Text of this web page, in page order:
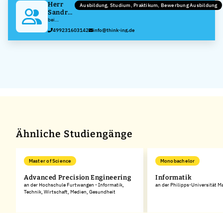
Herr
Sandro
Hertwig
bei
Scherdel
GmbH
Ausbildung, Studium, Praktikum, Bewerbung Ausbildung
499231603142 info@think-ing.de
Ähnliche Studiengänge
Master of Science
Advanced Precision Engineering
an der Hochschule Furtwangen - Informatik,
Technik, Wirtschaft, Medien, Gesundheit
Monobachelor
Informatik
an der Philipps-Universität